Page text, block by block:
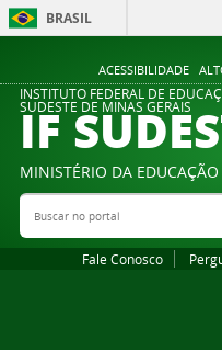
ACESSIBILIDADE
BRASIL
INSTITUTO FEDERAL DE
SUDESTE DE MINAS GERAIS
IF
MINISTÉRIO DA EDUCAÇÃO
Buscar no portal
Fale Conosco